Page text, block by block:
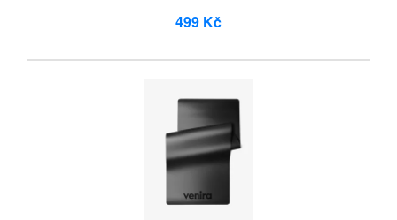
499 Kč